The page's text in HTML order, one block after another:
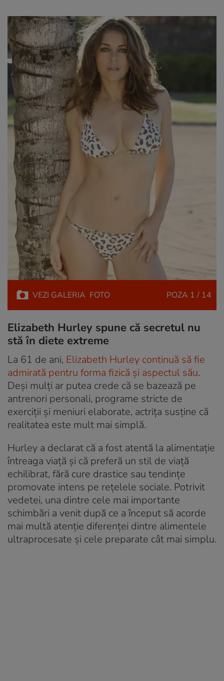
VEZI GALERIA FOTO POZA 1 / 14
Elizabeth Hurley spune că secretul nu
stă în diete extreme
La 61 de ani, Elizabeth Hurley continuă să fie
admirată pentru forma fizică și aspectul său.
Deși mulți ar putea crede că se bazează pe
antrenori personali, programe stricte de
exerciții și meniuri elaborate, actrița susține că
realitatea este mult mai simplă.
Hurley a declarat că a fost atentă la alimentație
întreaga viață și că preferă un stil de viață
echilibrat, fără cure drastice sau tendințe
promovate intens pe rețelele sociale. Potrivit
vedetei, una dintre cele mai importante
schimbări a venit după ce a început să acorde
mai multă atenție diferenței dintre alimentele
ultraprocesate și cele preparate cât mai simplu.